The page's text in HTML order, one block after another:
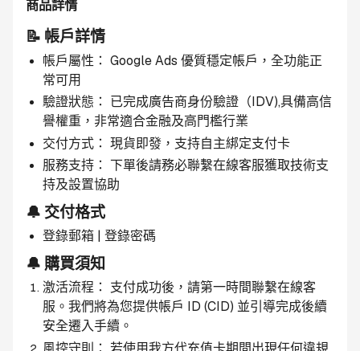
商品詳情
📝 帳戶詳情
帳戶屬性： Google Ads 優質穩定帳戶，全功能正
常可用
驗證狀態： 已完成廣告商身份驗證（IDV),具備高信
譽權重，非常適合金融及高門檻行業
交付方式： 現貨即發，支持自主綁定支付卡
服務支持： 下單後請務必聯繫在線客服獲取技術支
持及設置協助
🔔 交付格式
登錄郵箱 | 登錄密碼
🔔 購買須知
激活流程： 支付成功後，請第一時間聯繫在線客
服。我們將為您提供帳戶 ID (CID) 並引導完成後續
安全遷入手續。